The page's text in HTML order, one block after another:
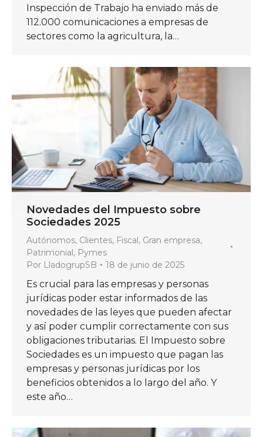
Inspección de Trabajo ha enviado más de
112.000 comunicaciones a empresas de
sectores como la agricultura, la…
Novedades del Impuesto sobre
Sociedades 2025
Autónomos, Clientes, Fiscal, Gran empresa,
Patrimonial, Pymes
Por LladogrupSB 18 de junio de 2025
Es crucial para las empresas y personas
jurídicas poder estar informados de las
novedades de las leyes que pueden afectar
y así poder cumplir correctamente con sus
obligaciones tributarias. El Impuesto sobre
Sociedades es un impuesto que pagan las
empresas y personas jurídicas por los
beneficios obtenidos a lo largo del año. Y
este año…